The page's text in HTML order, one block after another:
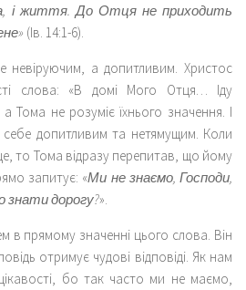
і життя. До Отця не приходить
(Ів. 14:1-6).
невіруючим, а допитливим. Христос
слова: «В домі Мого Отця… Іду
Тома не розуміє їхнього значення. І
себе допитливим та нетямущим. Коли
то Тома відразу перепитав, що йому
запитує: «Ми не знаємо, Господи,
знати дорогу?».
в прямому значенні цього слова. Він
отримує чудові відповіді. Як нам
бо так часто ми не маємо,